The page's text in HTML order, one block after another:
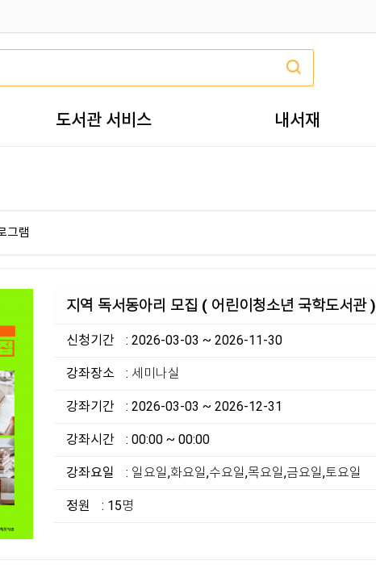
도서관 서비스 내서재
그램
지역 독서동아리 모집 ( 어린이청소년 국학도서관 )
신청기간 : 2026-03-03 ~ 2026-11-30
강좌장소 : 세미나실
강좌기간 : 2026-03-03 ~ 2026-12-31
강좌시간 : 00:00 ~ 00:00
강좌요일 : 일요일,화요일,수요일,목요일,금요일,토요일
정원 : 15명